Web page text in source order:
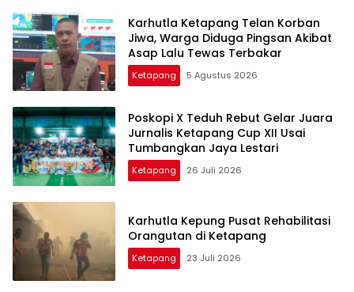
Karhutla Ketapang Telan Korban
Jiwa, Warga Diduga Pingsan Akibat
Asap Lalu Tewas Terbakar
Ketapang 5 Agustus 2026
Poskopi X Teduh Rebut Gelar Juara
Jurnalis Ketapang Cup XII Usai
Tumbangkan Jaya Lestari
Ketapang 26 Juli 2026
Karhutla Kepung Pusat Rehabilitasi
Orangutan di Ketapang
Ketapang 23 Juli 2026